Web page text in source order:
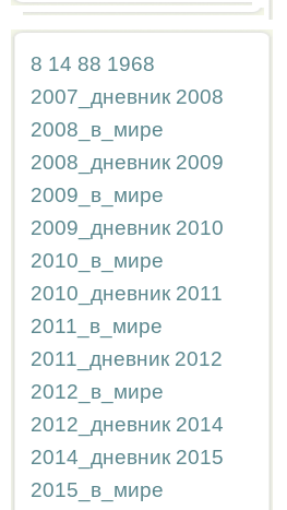
8 14 88 1968
2007_дневник 2008
2008_в_мире
2008_дневник 2009
2009_в_мире
2009_дневник 2010
2010_в_мире
2010_дневник 2011
2011_в_мире
2011_дневник 2012
2012_в_мире
2012_дневник 2014
2014_дневник 2015
2015_в_мире